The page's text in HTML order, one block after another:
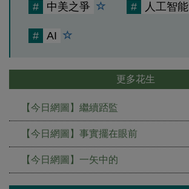
# 中美之爭 # 人工智能
# AI
更多花生
【今日網圖】繼續踎監
【今日網圖】事實擺在眼前
【今日網圖】一矢中的